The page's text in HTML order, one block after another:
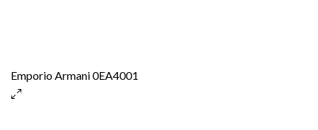
Emporio Armani 0EA4001